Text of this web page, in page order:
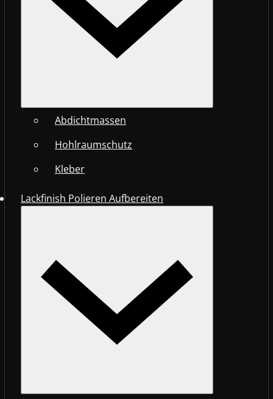
Abdichtmassen
Hohlraumschutz
Kleber
Lackfinish Polieren Aufbereiten